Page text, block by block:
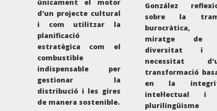
únicament el motor
d'un projecte cultural
i com utilitzar la
planificació
estratègica com el
combustible
indispensable per
gestionar la
distribució i les gires
de manera sostenible.
González
sobre la
burocràtica,
miratge de
diversitat i
necessitat
transformació
en la
intel·lectual i
plurilingüisme